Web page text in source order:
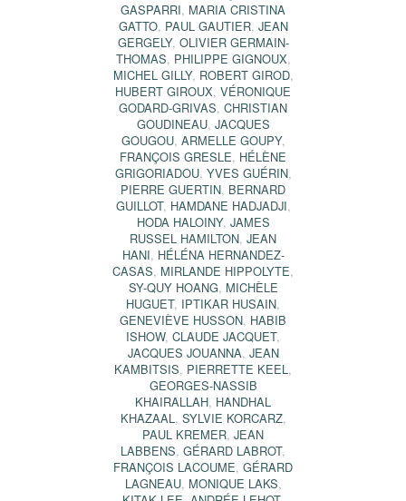
GASPARRI, MARIA CRISTINA
GATTO, PAUL GAUTIER, JEAN
GERGELY, OLIVIER GERMAIN-
THOMAS, PHILIPPE GIGNOUX,
MICHEL GILLY, ROBERT GIROD,
HUBERT GIROUX, VÉRONIQUE
GODARD-GRIVAS, CHRISTIAN
GOUDINEAU, JACQUES
GOUGOU, ARMELLE GOUPY,
FRANÇOIS GRESLE, HÉLÈNE
GRIGORIADOU, YVES GUÉRIN,
PIERRE GUERTIN, BERNARD
GUILLOT, HAMDANE HADJADJI,
HODA HALOINY, JAMES
RUSSEL HAMILTON, JEAN
HANI, HÉLÉNA HERNANDEZ-
CASAS, MIRLANDE HIPPOLYTE,
SY-QUY HOANG, MICHÈLE
HUGUET, IPTIKAR HUSAIN,
GENEVIÈVE HUSSON, HABIB
ISHOW, CLAUDE JACQUET,
JACQUES JOUANNA, JEAN
KAMBITSIS, PIERRETTE KEEL,
GEORGES-NASSIB
KHAIRALLAH, HANDHAL
KHAZAAL, SYLVIE KORCARZ,
PAUL KREMER, JEAN
LABBENS, GÉRARD LABROT,
FRANÇOIS LACOUME, GÉRARD
LAGNEAU, MONIQUE LAKS,